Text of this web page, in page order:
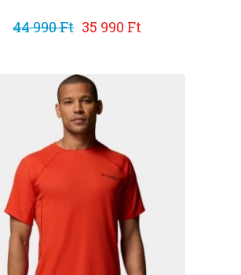
44 990 Ft 35 990 Ft